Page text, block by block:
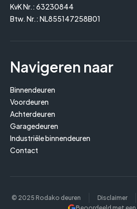
KvK Nr.: 63230844
Btw. Nr.: NL855147258B01
Navigeren naar
Binnendeuren
Voordeuren
Achterdeuren
Garagedeuren
Industriële binnendeuren
Contact
© 2025 Rodako deuren Disclaimer